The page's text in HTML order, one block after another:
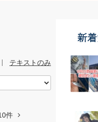
テキストのみ
件
新